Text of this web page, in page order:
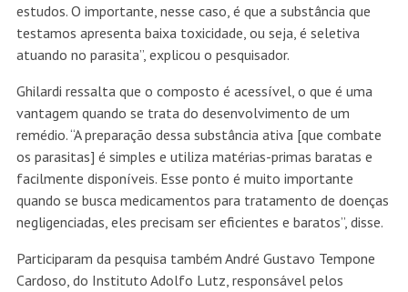
estudos. O importante, nesse caso, é que a substância que
testamos apresenta baixa toxicidade, ou seja, é seletiva
atuando no parasita”, explicou o pesquisador.
Ghilardi ressalta que o composto é acessível, o que é uma
vantagem quando se trata do desenvolvimento de um
remédio. “A preparação dessa substância ativa [que combate
os parasitas] é simples e utiliza matérias-primas baratas e
facilmente disponíveis. Esse ponto é muito importante
quando se busca medicamentos para tratamento de doenças
negligenciadas, eles precisam ser eficientes e baratos”, disse.
Participaram da pesquisa também André Gustavo Tempone
Cardoso, do Instituto Adolfo Lutz, responsável pelos